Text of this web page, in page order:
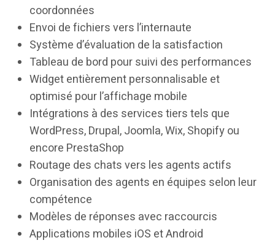
coordonnées
Envoi de fichiers vers l’internaute
Système d’évaluation de la satisfaction
Tableau de bord pour suivi des performances
Widget entièrement personnalisable et
optimisé pour l’affichage mobile
Intégrations à des services tiers tels que
WordPress, Drupal, Joomla, Wix, Shopify ou
encore PrestaShop
Routage des chats vers les agents actifs
Organisation des agents en équipes selon leur
compétence
Modèles de réponses avec raccourcis
Applications mobiles iOS et Android